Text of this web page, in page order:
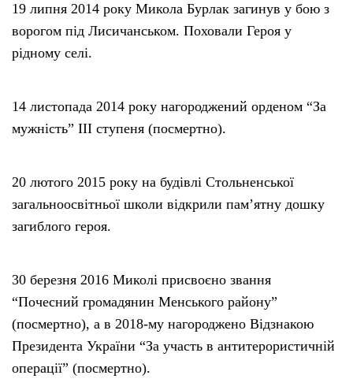
19 липня 2014 року Микола Бурлак загинув у бою з
ворогом під Лисичанськом. Поховали Героя у
рідному селі.
14 листопада 2014 року нагороджений орденом “За
мужність” ІІІ ступеня (посмертно).
20 лютого 2015 року на будівлі Стольненської
загальноосвітньої школи відкрили пам’ятну дошку
загиблого героя.
30 березня 2016 Миколі присвоєно звання
“Почесний громадянин Менського району”
(посмертно), а в 2018-му нагороджено Відзнакою
Президента України “За участь в антитерористичній
операції” (посмертно).